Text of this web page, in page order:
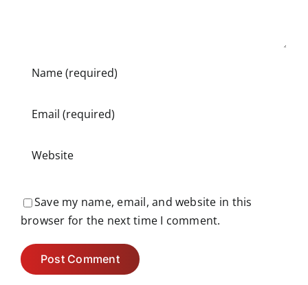
Save my name, email, and website in this
browser for the next time I comment.